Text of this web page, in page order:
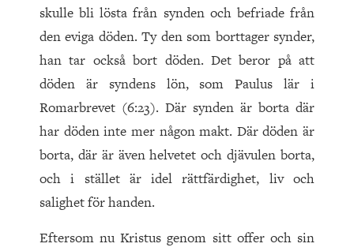
skulle bli lösta från synden och befriade från
den eviga döden. Ty den som borttager synder,
han tar också bort döden. Det beror på att
döden är syndens lön, som Paulus lär i
Romarbrevet (6:23). Där synden är borta där
har döden inte mer någon makt. Där döden är
borta, där är även helvetet och djävulen borta,
och i stället är idel rättfärdighet, liv och
salighet för handen.
Eftersom nu Kristus genom sitt offer och sin